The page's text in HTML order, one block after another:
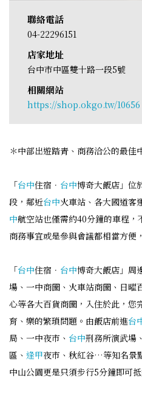
聯絡電話
04-22296151
店家地址
台中市中區雙十路一段5號
相關網站
https://shop.okgo.tw/10656
＊中部出遊踏青、商務洽公的最佳
「台中住宿． 台中博奇大飯店」位
段，鄰近台中火車站、各大國道客
中航空站也僅需約40分鐘的車程
商務事宜或是參與會議都相當方便
「台中住宿． 台中博奇大飯店」周
場、一中商圈、火車站商圈、日曜
心等各大百貨商圈，入住於此，您
育、樂的繁瑣問題。由飯店前進台
局、一中夜市、 台中刑務所演武場
區、 逢甲夜市、秋紅谷…等知名景
中山公園更是只須步行5分鐘即可抵